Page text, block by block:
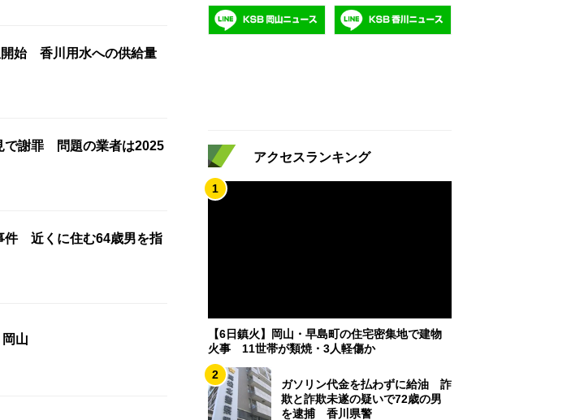
開始 香川用水への供給量
で謝罪 問題の業者は2025
件 近くに住む64歳男を指
山
アクセスランキング
1
【6日鎮火】岡山・早島町の住宅密集地で建物
火事 11世帯が類焼・3人軽傷か
2
ガソリン代金を払わずに給油 詐
欺と詐欺未遂の疑いで72歳の男
を逮捕 香川県警